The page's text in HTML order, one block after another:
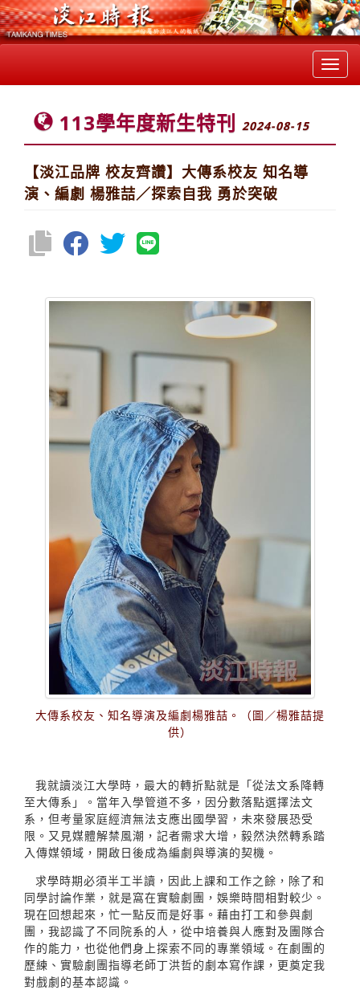
113學年度新生特刊 2024-08-15
【淡江品牌 校友齊讚】大傳系校友 知名導
演、編劇 楊雅喆／探索自我 勇於突破
大傳系校友、知名導演及編劇楊雅喆。（圖／楊雅喆提
供）
我就讀淡江大學時，最大的轉折點就是「從法文系降轉
至大傳系」。當年入學管道不多，因分數落點選擇法文
系，但考量家庭經濟無法支應出國學習，未來發展恐受
限。又見媒體解禁風潮，記者需求大增，毅然決然轉系踏
入傳媒領域，開啟日後成為編劇與導演的契機。
求學時期必須半工半讀，因此上課和工作之餘，除了和
同學討論作業，就是窩在實驗劇團，娛樂時間相對較少。
現在回想起來，忙一點反而是好事。藉由打工和參與劇
團，我認識了不同院系的人，從中培養與人應對及團隊合
作的能力，也從他們身上探索不同的專業領域。在劇團的
歷練、實驗劇團指導老師丁洪哲的劇本寫作課，更奠定我
對戲劇的基本認識。